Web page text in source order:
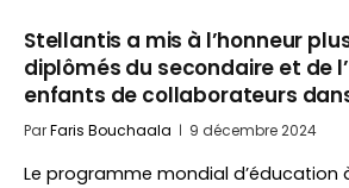
Stellantis a mis à l’honneur
diplômés du secondaire et de
enfants de collaborateurs
ParFaris Bouchaala 9 décembre 2024
Le programme mondial d’éducation